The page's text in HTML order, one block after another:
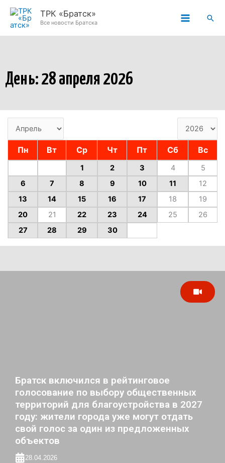
Перейти
ТРК «Братск»
Все новости Братска
День: 28 апреля 2026
Пн Вт Ср Чт Пт Сб Вс
1 2 3 4
5
6
7 8 9 10 11
12
13
14 15 16 17 18
19
20
21 22 23 24 25
26
27
28 29 30
Братск включился в рейтинговое
голосование по выбору общественных
территорий для благоустройства в 2027
году: жители города уже могут отдать
свой голос за один из предложенных
объектов
28.04.2026